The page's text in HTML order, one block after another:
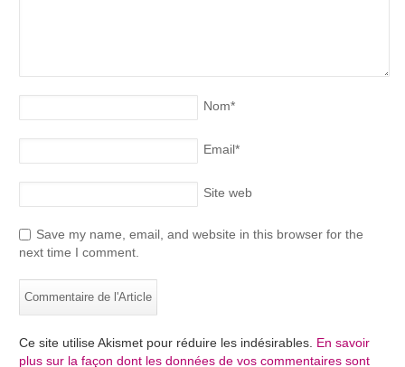
Nom*
Email*
Site web
Save my name, email, and website in this browser for the
next time I comment.
Ce site utilise Akismet pour réduire les indésirables. En savoir
plus sur la façon dont les données de vos commentaires sont